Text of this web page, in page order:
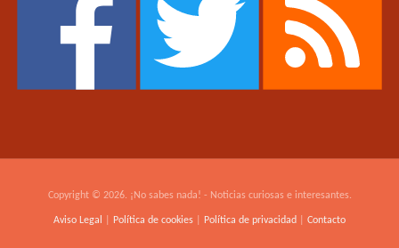
Copyright © 2026. ¡No sabes nada! - Noticias curiosas e interesantes.
Aviso Legal Política de cookies Política de privacidad Contacto